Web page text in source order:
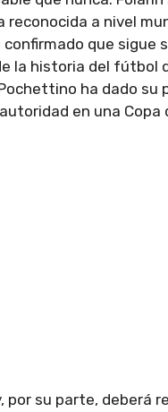
reconocida a nivel
confirmado que sigue
la historia del fútbol
ha dado su
en una Copa
por su parte, deberá